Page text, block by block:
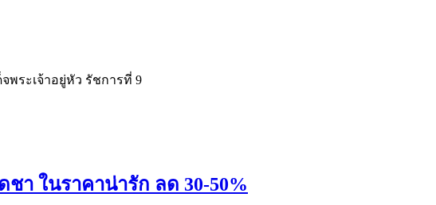
ระเจ้าอยู่หัว รัชการที่ 9
า ในราคาน่ารัก ลด 30-50%